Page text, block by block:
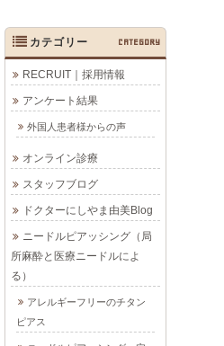
カテゴリー CATEGORY
RECRUIT｜採用情報
アンケート結果
外国人患者様からの声
オンライン診療
スタッフブログ
ドクターにしやま由美Blog
ニードルピアッシング（局
所麻酔と医療ニードルによ
る）
アレルギーフリーのチタン
ピアス